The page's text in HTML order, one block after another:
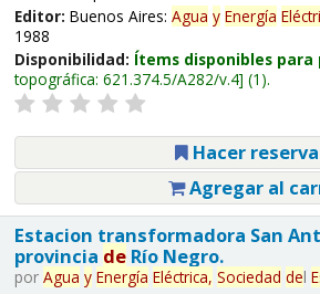
Editor: Buenos Aires: Agua y Energía
1988
Disponibilidad: Ítems disponibles para
topográfica: 621.374.5/A282/v.4 (1).
Hacer reserva
Agregar al
Estacion transformadora San
provincia deRío Negro.
por Agua y Energía Eléctrica, Sociedad del